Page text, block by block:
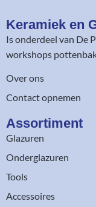
Keramiek en
Is onderdeel van De
workshops
Over ons
Contact opnemen
Assortiment​
Glazuren
Onderglazuren
Tools
Accessoires